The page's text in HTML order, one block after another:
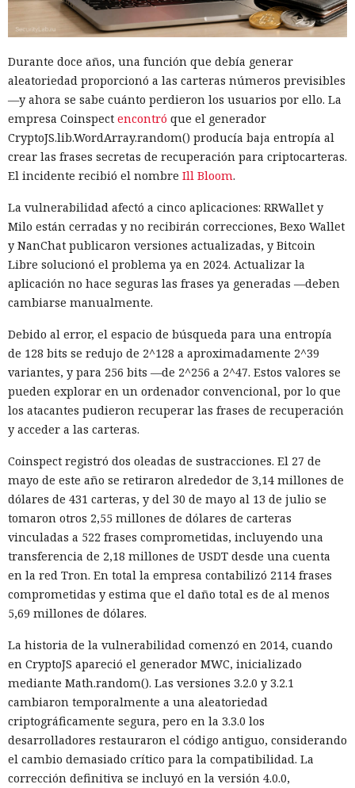
Durante doce años, una función que debía generar
aleatoriedad proporcionó a las carteras números previsibles
—y ahora se sabe cuánto perdieron los usuarios por ello. La
empresa Coinspect encontró que el generador
CryptoJS.lib.WordArray.random() producía baja entropía al
crear las frases secretas de recuperación para criptocarteras.
El incidente recibió el nombre Ill Bloom.
La vulnerabilidad afectó a cinco aplicaciones: RRWallet y
Milo están cerradas y no recibirán correcciones, Bexo Wallet
y NanChat publicaron versiones actualizadas, y Bitcoin
Libre solucionó el problema ya en 2024. Actualizar la
aplicación no hace seguras las frases ya generadas —deben
cambiarse manualmente.
Debido al error, el espacio de búsqueda para una entropía
de 128 bits se redujo de 2^128 a aproximadamente 2^39
variantes, y para 256 bits —de 2^256 a 2^47. Estos valores se
pueden explorar en un ordenador convencional, por lo que
los atacantes pudieron recuperar las frases de recuperación
y acceder a las carteras.
Coinspect registró dos oleadas de sustracciones. El 27 de
mayo de este año se retiraron alrededor de 3,14 millones de
dólares de 431 carteras, y del 30 de mayo al 13 de julio se
tomaron otros 2,55 millones de dólares de carteras
vinculadas a 522 frases comprometidas, incluyendo una
transferencia de 2,18 millones de USDT desde una cuenta
en la red Tron. En total la empresa contabilizó 2114 frases
comprometidas y estima que el daño total es de al menos
5,69 millones de dólares.
La historia de la vulnerabilidad comenzó en 2014, cuando
en CryptoJS apareció el generador MWC, inicializado
mediante Math.random(). Las versiones 3.2.0 y 3.2.1
cambiaron temporalmente a una aleatoriedad
criptográficamente segura, pero en la 3.3.0 los
desarrolladores restauraron el código antiguo, considerando
el cambio demasiado crítico para la compatibilidad. La
corrección definitiva se incluyó en la versión 4.0.0,